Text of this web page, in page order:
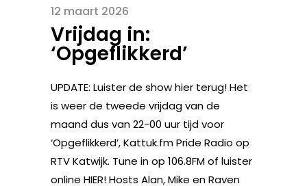
12 maart 2026
Vrijdag in:
‘Opgeflikkerd’
UPDATE: Luister de show hier terug! Het
is weer de tweede vrijdag van de
maand dus van 22-00 uur tijd voor
‘Opgeflikkerd’, Kattuk.fm Pride Radio op
RTV Katwijk. Tune in op 106.8FM of luister
online HIER! Hosts Alan, Mike en Raven